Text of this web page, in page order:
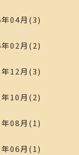
04月(3)
02月(2)
12月(3)
10月(2)
08月(1)
06月(1)